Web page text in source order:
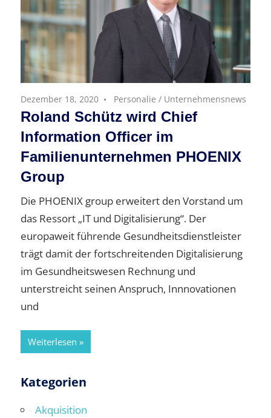
Dezember 18, 2020 Personalie / Unternehmensnews
Roland Schütz wird Chief
Information Officer im
Familienunternehmen PHOENIX
Group
Die PHOENIX group erweitert den Vorstand um
das Ressort „IT und Digitalisierung“. Der
europaweit führende Gesundheitsdienstleister
trägt damit der fortschreitenden Digitalisierung
im Gesundheitswesen Rechnung und
unterstreicht seinen Anspruch, Innnovationen
und
Weiterlesen
Kategorien
Akquisition